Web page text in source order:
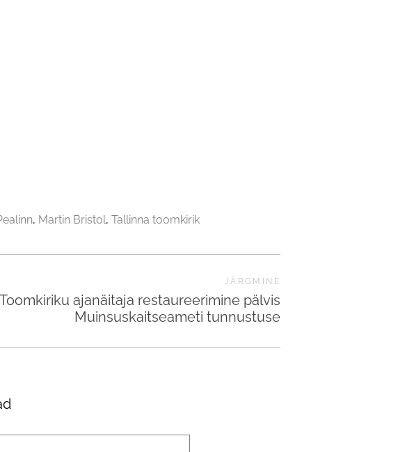
Martin Bristol Tallinna toomkirik
JÄRGMINE
Toomkiriku ajanäitaja restaureerimine pälvis
Muinsuskaitseameti tunnustuse